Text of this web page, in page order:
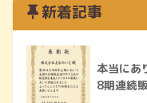
新着記事
本当にあ
8期連続